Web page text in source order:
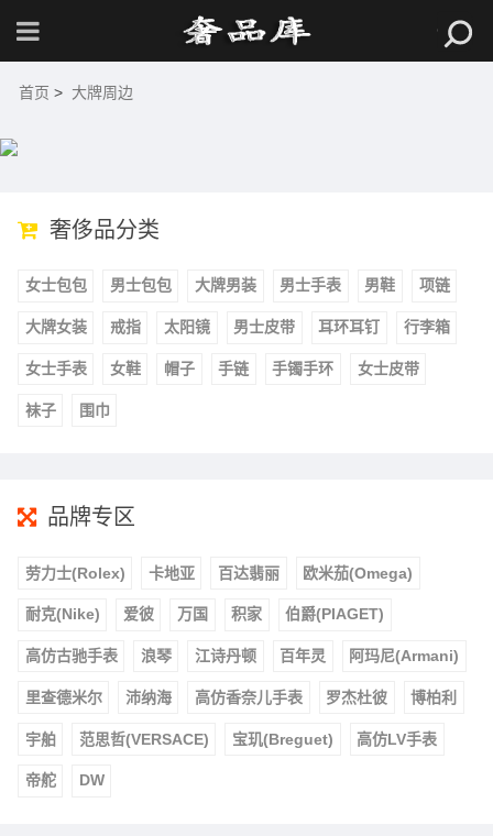
首页 > 大牌周边
奢侈品分类
女士包包 男士包包 大牌男装 男士手表 男鞋 项链
大牌女装 戒指 太阳镜 男士皮带 耳环耳钉 行李箱
女士手表 女鞋 帽子 手链 手镯手环 女士皮带
袜子 围巾
品牌专区
劳力士(Rolex) 卡地亚 百达翡丽 欧米茄(Omega)
耐克(Nike) 爱彼 万国 积家 伯爵(PIAGET)
高仿古驰手表 浪琴 江诗丹顿 百年灵 阿玛尼(Armani)
里查德米尔 沛纳海 高仿香奈儿手表 罗杰杜彼 博柏利
宇舶 范思哲(VERSACE) 宝玑(Breguet) 高仿LV手表
帝舵 DW